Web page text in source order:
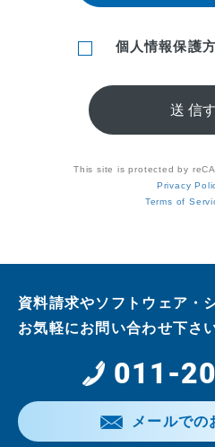
個人情報保護
This site is protected by
Privacy
Terms of
資料請求やソフトウェア・
お気軽にお問い合わせ下さい
011-
メールでの